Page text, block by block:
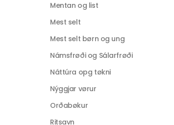
Mentan og list
Mest selt
Mest selt børn og ung
Námsfrøði og Sálarfrøði
Náttúra opg tøkni
Nýggjar vørur
Orðabøkur
Ritsavn